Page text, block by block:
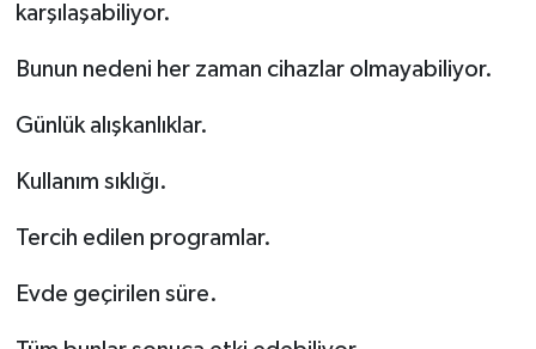
karşılaşabiliyor.
Bunun nedeni her zaman cihazlar olmayabiliyor.
Günlük alışkanlıklar.
Kullanım sıklığı.
Tercih edilen programlar.
Evde geçirilen süre.